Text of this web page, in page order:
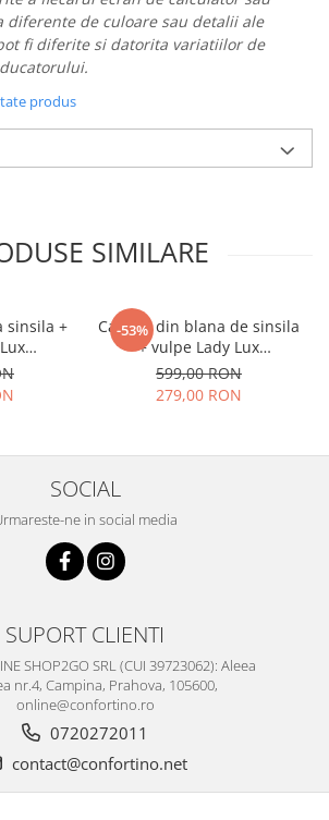
diferente de culoare sau detalii ale
fi diferite si datorita variatiilor de
produs
SIMILARE
sinsila +
spicat) -
-53%
Caciula din blana de sinsila
+ vulpe Lady Lux
(NEGRU+GRI spicat) -
marime universala
599,00 RON
279,00 RON
SOCIAL
ne in social media
SUPORT CLIENTI
SHOP2GO SRL (CUI 39723062): Aleea
nr.4, Campina, Prahova, 105600,
online@confortino.ro
0720272011
contact@confortino.net